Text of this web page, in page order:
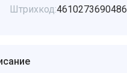
Штрихкод:4610273690486